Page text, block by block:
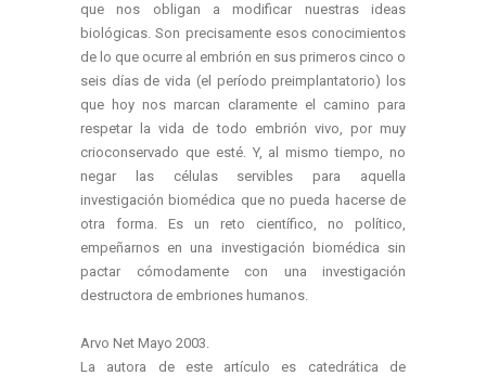
que nos obligan a modificar nuestras ideas
biológicas. Son precisamente esos conocimientos
de lo que ocurre al embrión en sus primeros cinco o
seis días de vida (el período preimplantatorio) los
que hoy nos marcan claramente el camino para
respetar la vida de todo embrión vivo, por muy
crioconservado que esté. Y, al mismo tiempo, no
negar las células servibles para aquella
investigación biomédica que no pueda hacerse de
otra forma. Es un reto científico, no político,
empeñarnos en una investigación biomédica sin
pactar cómodamente con una investigación
destructora de embriones humanos.
Arvo Net Mayo 2003.
La autora de este artículo es catedrática de